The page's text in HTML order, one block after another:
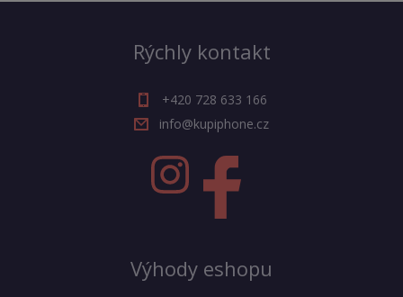
Rýchly kontakt
+420 728 633 166
info@kupiphone.cz
Výhody eshopu